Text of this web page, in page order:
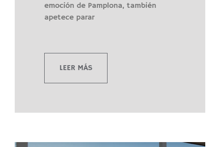
emoción de Pamplona, también
apetece parar
LEER MÁS